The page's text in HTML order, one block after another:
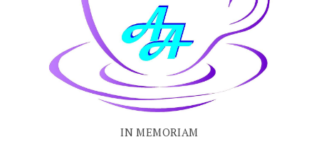
IN MEMORIAM